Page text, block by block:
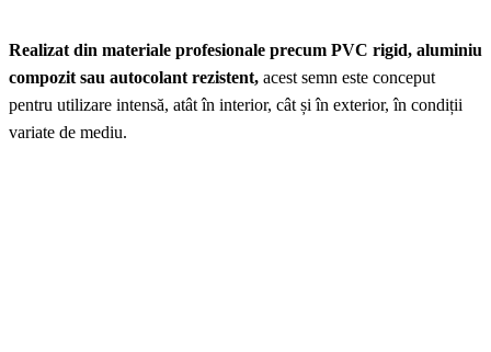
Realizat din materiale profesionale precum PVC rigid, aluminiu
compozit sau autocolant rezistent, acest semn este conceput
pentru utilizare intensă, atât în interior, cât și în exterior, în condiții
variate de mediu.